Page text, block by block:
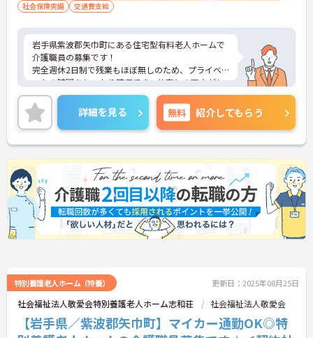
社会保険完備
交通費支給
岩手県紫波郡矢巾町にある住宅型有料老人ホームで
介護職員の募集です！
完全週休2日制で残業もほぼ無しのため、プライベ
ートの時間をしっかり確保でき、仕事との両立がし
やすい職場です◎
また、昇給と賞与があり、あなたの頑張りがしっか
り評価され、やりがいを持ってお仕事ができます！
ご興味ある方は面接ポイントをお伝えしますので、
お気軽にご連絡ください。
詳細を見る 無料 紹介してもらう
特別養護老人ホーム（特養） 更新日：2025年08月25日
社会福祉法人敬愛会特別養護老人ホーム志和荘 社会福祉法人敬愛会
【岩手県／紫波郡矢巾町】マイカー通勤OK◎特